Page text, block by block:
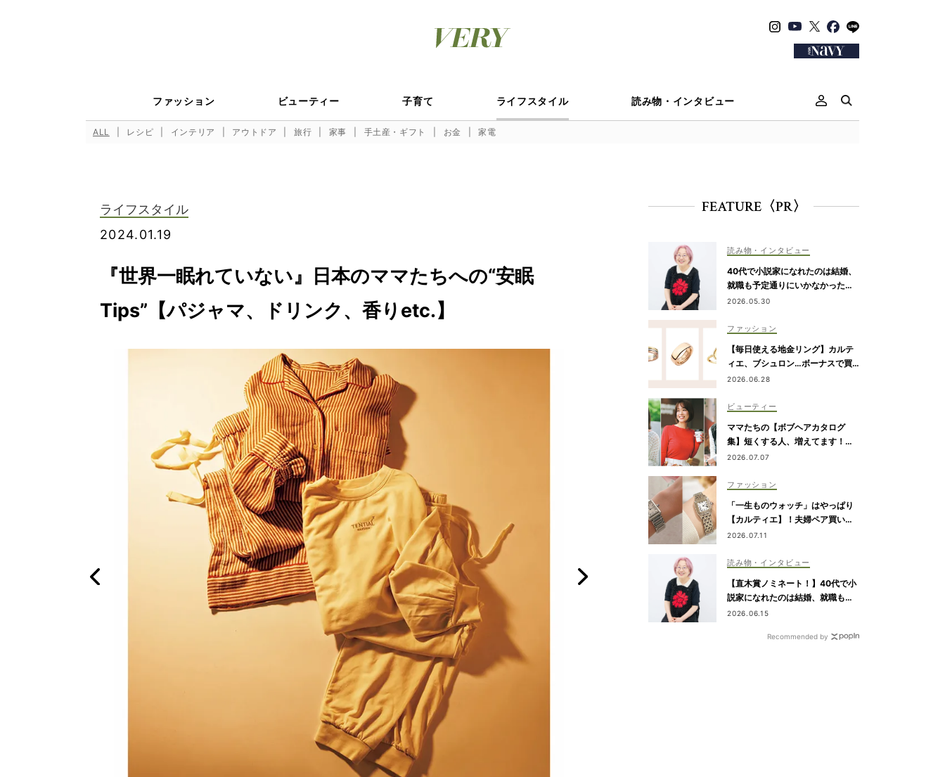
ファッション ビューティー 子育て ライフスタイル 読み物・インタビュー
ALL レシピ インテリア アウトドア 旅行 家事 手土産・ギフト お金 家電
ライフスタイル
2024.01.19
『世界一眠れていない』日本のママたちへの“安眠
Tips”【パジャマ、ドリンク、香りetc.】
FEATURE〈PR〉
読み物・インタビュー
40代で小説家になれたのは結婚、
就職も予定通りにいかなかったか
ら【朝倉かすみさん】
2026.05.30
ファッション
【毎日使える地金リング】カルテ
ィエ、ブシュロン…ボーナスで買
いたい7選
2026.06.28
ビューティー
ママたちの【ボブヘアカタログ
集】短くする人、増えてます！愛
用ヘアケアまで全部見せ
2026.07.07
ファッション
「一生ものウォッチ」はやっぱり
【カルティエ】！夫婦ペア買い
も。ママたちがリアルに選んだモ
2026.07.11
読み物・インタビュー
【直木賞ノミネート！】40代で小
説家になれたのは結婚、就職も予
定通りにいかなかったから｜朝倉
2026.06.15
Recommended by